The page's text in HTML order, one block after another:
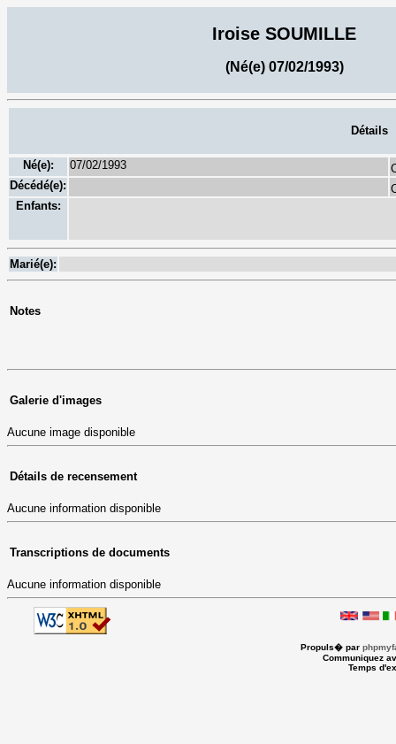
Iroise SOUMILLE
(Né(e) 07/02/1993)
Détails
Né(e): 07/02/1993
Décédé(e):
Enfants:
Marié(e):
Notes
Galerie d'images
Aucune image disponible
Détails de recensement
Aucune information disponible
Transcriptions de documents
Aucune information disponible
Propuls� par
Communiquez
Temps